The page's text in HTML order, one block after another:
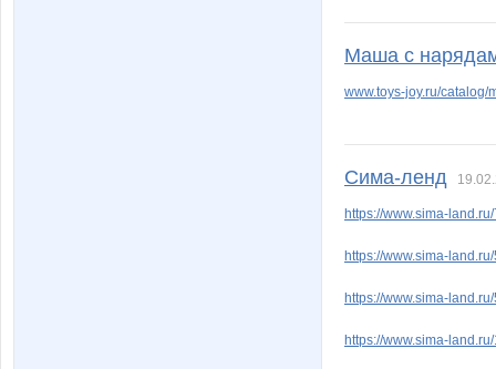
Маша с
www.toys-joy.ru/catalog/
Сима-ленд
https://www.sima-
https://www.sima-
https://www.sima-
https://www.sima-